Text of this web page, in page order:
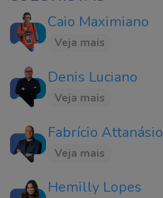
Caio Maximiano
Veja mais
Denis Luciano
Veja mais
Fabrício Attanásio
Veja mais
Hemilly Lopes